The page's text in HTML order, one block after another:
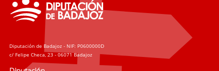
Diputación de Badajoz - NIF: P0600000D
c/ Felipe Checa, 23 - 06071 Badajoz